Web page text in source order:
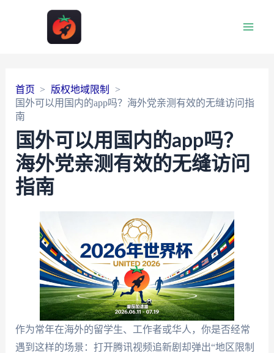
首页
版权地域限制
国外可以用国内的app吗？海外党亲测有效的无缝访问指
南
国外可以用国内的app吗？
海外党亲测有效的无缝访问
指南
作为常年在海外的留学生、工作者或华人，你是否经常
遇到这样的场景：打开腾讯视频追新剧却弹出“地区限制